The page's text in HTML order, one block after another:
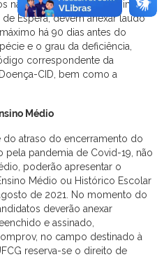
na Chamada Regular, assim
Espera, devem anexar laudo
há 90 dias antes do
e o grau da deficiência,
correspondente da
CID, bem como a
Médio
do atraso do encerramento do
pandemia de Covid-19, não
poderão apresentar o
Médio ou Histórico Escolar
de 2021. No momento do
deverão anexar
e assinado,
no campo destinado à
reserva-se o direito de